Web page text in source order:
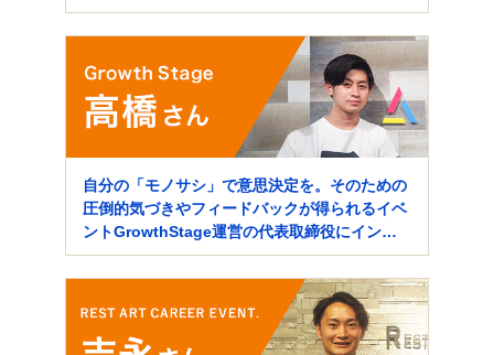
自分の「モノサシ」で意思決定を。そのための
圧倒的気づきやフィードバックが得られるイベ
ントGrowthStage運営の代表取締役にインタ
ビュー！